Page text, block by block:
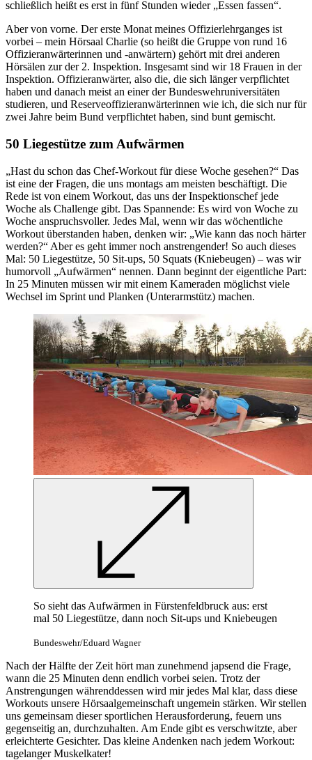
schließlich heißt es erst in fünf Stunden wieder „Essen fassen“.
Aber von vorne. Der erste Monat meines Offizierlehrganges ist
vorbei – mein Hörsaal Charlie (so heißt die Gruppe von rund 16
Offizieranwärterinnen und -anwärtern) gehört mit drei anderen
Hörsälen zur der 2. Inspektion. Insgesamt sind wir 18 Frauen in der
Inspektion. Offizieranwärter, also die, die sich länger verpflichtet
haben und danach meist an einer der Bundeswehruniversitäten
studieren, und Reserveoffizieranwärterinnen wie ich, die sich nur für
zwei Jahre beim Bund verpflichtet haben, sind bunt gemischt.
50 Liegestütze zum Aufwärmen
„Hast du schon das Chef-Workout für diese Woche gesehen?“ Das
ist eine der Fragen, die uns montags am meisten beschäftigt. Die
Rede ist von einem Workout, das uns der Inspektionschef jede
Woche als Challenge gibt. Das Spannende: Es wird von Woche zu
Woche anspruchsvoller. Jedes Mal, wenn wir das wöchentliche
Workout überstanden haben, denken wir: „Wie kann das noch härter
werden?“ Aber es geht immer noch anstrengender! So auch dieses
Mal: 50 Liegestütze, 50 Sit-ups, 50 Squats (Kniebeugen) – was wir
humorvoll „Aufwärmen“ nennen. Dann beginnt der eigentliche Part:
In 25 Minuten müssen wir mit einem Kameraden möglichst viele
Wechsel im Sprint und Planken (Unterarmstütz) machen.
So sieht das Aufwärmen in Fürstenfeldbruck aus: erst
mal 50 Liegestütze, dann noch Sit-ups und Kniebeugen
Bundeswehr/Eduard Wagner
Nach der Hälfte der Zeit hört man zunehmend japsend die Frage,
wann die 25 Minuten denn endlich vorbei seien. Trotz der
Anstrengungen währenddessen wird mir jedes Mal klar, dass diese
Workouts unsere Hörsaalgemeinschaft ungemein stärken. Wir stellen
uns gemeinsam dieser sportlichen Herausforderung, feuern uns
gegenseitig an, durchzuhalten. Am Ende gibt es verschwitzte, aber
erleichterte Gesichter. Das kleine Andenken nach jedem Workout:
tagelanger Muskelkater!